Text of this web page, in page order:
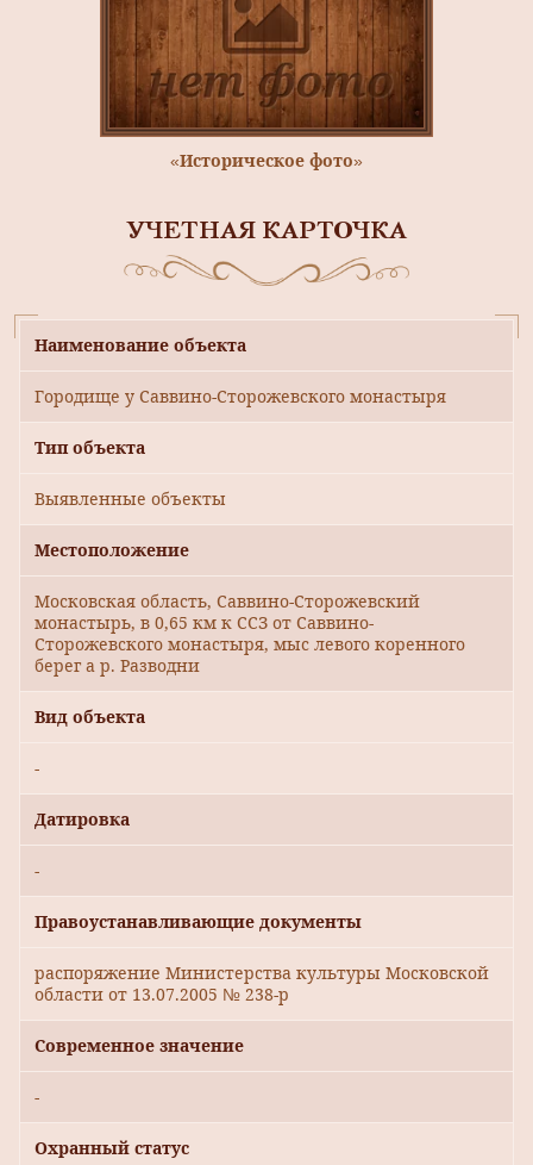
«Историческое фото»
УЧЕТНАЯ КАРТОЧКА
Наименование объекта
Городище у Саввино-Сторожевского монастыря
Тип объекта
Выявленные объекты
Местоположение
Московская область, Саввино-Сторожевский
монастырь, в 0,65 км к ССЗ от Саввино-
Сторожевского монастыря, мыс левого коренного
берег а р. Разводни
Вид объекта
-
Датировка
-
Правоустанавливающие документы
распоряжение Министерства культуры Московской
области от 13.07.2005 № 238-р
Современное значение
-
Охранный статус